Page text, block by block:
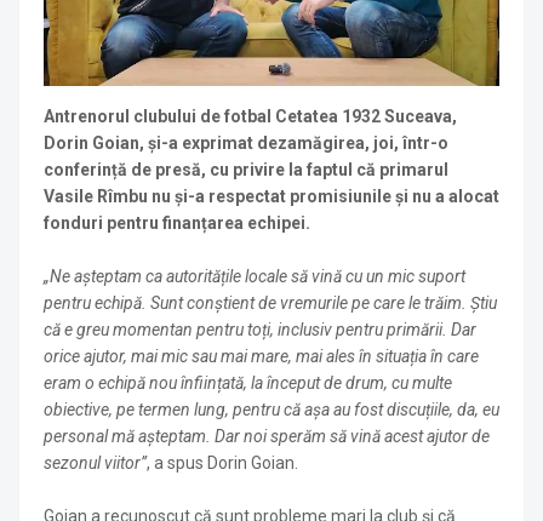
Antrenorul clubului de fotbal Cetatea 1932 Suceava,
Dorin Goian, și-a exprimat dezamăgirea, joi, într-o
conferință de presă, cu privire la faptul că primarul
Vasile Rîmbu nu și-a respectat promisiunile și nu a alocat
fonduri pentru finanțarea echipei.
„Ne așteptam ca autoritățile locale să vină cu un mic suport
pentru echipă. Sunt conștient de vremurile pe care le trăim. Știu
că e greu momentan pentru toți, inclusiv pentru primării. Dar
orice ajutor, mai mic sau mai mare, mai ales în situația în care
eram o echipă nou înființată, la început de drum, cu multe
obiective, pe termen lung, pentru că așa au fost discuțiile, da, eu
personal mă așteptam. Dar noi sperăm să vină acest ajutor de
sezonul viitor”, a spus Dorin Goian.
Goian a recunoscut că sunt probleme mari la club și că